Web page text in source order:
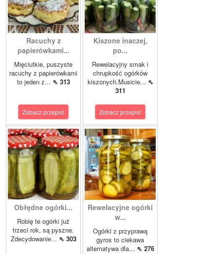
Racuchy z
papierówkami...
Mięciutkie, puszyste
racuchy z papierówkami
to jeden z... ⇖ 313
Zobacz przepis!
Kiszone inaczej,
po...
Rewelacyjny smak i
chrupkość ogórków
kiszonych.Musicie... ⇖
311
Zobacz przepis!
Obłędne ogórki...
Robię te ogórki już
trzeci rok, są pyszne.
Zdecydowanie... ⇖ 303
Rewelacyjne ogórki
w...
Ogórki z przyprawą
gyros to ciekawa
alternatywa dla... ⇖ 276